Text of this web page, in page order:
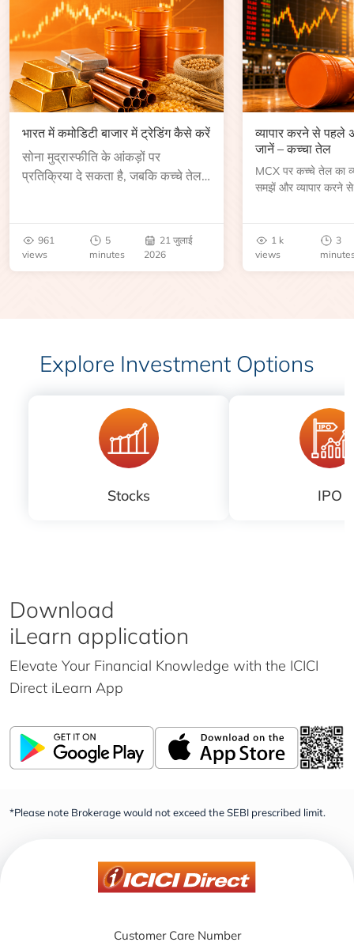
भारत में कमोडिटी बाजार में ट्रेडिंग कैसे करें
सोना मुद्रास्फीति के आंकड़ों पर
प्रतिक्रिया दे सकता है, जबकि कच्चे तेल
961
views
5
minutes
21 जुलाई
2026
व्यापार करने से पहले
जानें – कच्चा तेल
MCX पर कच्चे तेल का
समझें और व्यापार करने
जानें।1 k
views
3
Explore Investment Options
Stocks IPO
Download
iLearn application
Elevate Your Financial Knowledge with the ICICI
Direct iLearn App
*Please note Brokerage would not exceed the SEBI prescribed limit.
Customer Care Number